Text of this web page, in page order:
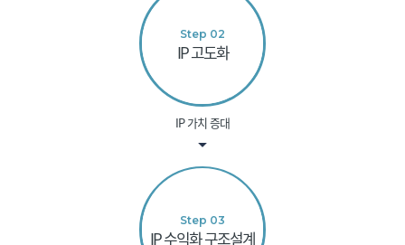
Step 02
IP 고도화
IP 가치 증대
Step 03
IP 수익화 구조설계